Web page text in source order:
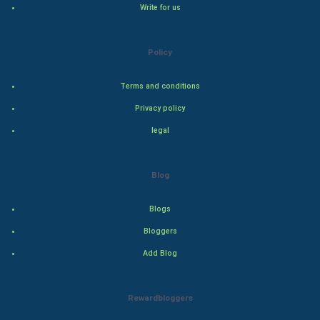
Write for us
Policy
Terms and conditions
Privacy policy
legal
Blog
Blogs
Bloggers
Add Blog
Rewardbloggers